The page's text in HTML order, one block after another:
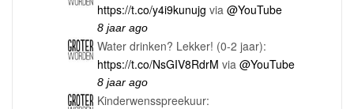
https://t.co/y4i9kunujg via @YouTube
8 jaar ago
Water drinken? Lekker! (0-2 jaar):
https://t.co/NsGIV8RdrM via @YouTube
8 jaar ago
Kinderwensspreekuur: